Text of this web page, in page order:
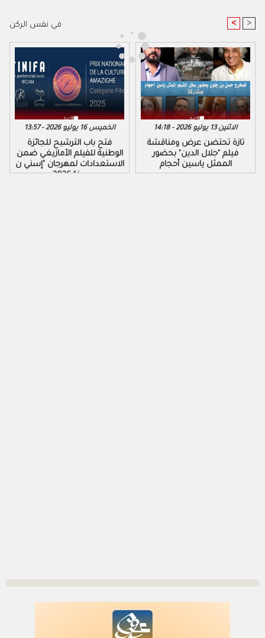
في نفس الركن < >
الخميس 16 يوليو 2026 - 13:57
فتح باب الترشيح للجائزة
الوطنية للفيلم الأمازيغي ضمن
الاستعدادات لمهرجان "إسني ن
ورغ" 2026
الاثنين 13 يوليو 2026 - 14:18
تازة تحتضن عرض ومناقشة
فيلم "جلال الدين" بحضور
الممثل ياسين أحجام